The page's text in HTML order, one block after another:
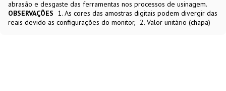
abrasão e desgaste das ferramentas nos processos de usinagem.
OBSERVAÇÕES 1. As cores das amostras digitais podem divergir das
reais devido as configurações do monitor
2. Valor unitário (chapa)